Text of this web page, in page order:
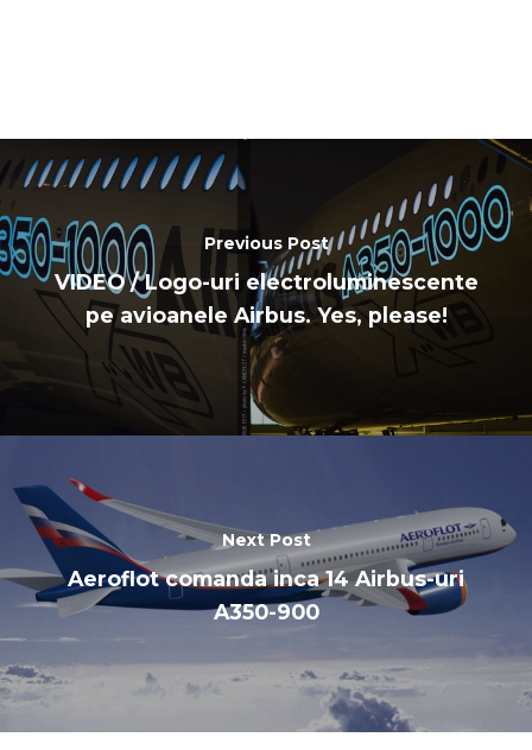
Previous Post
VIDEO / Logo-uri electroluminescente
pe avioanele Airbus. Yes, please!
Next Post
Aeroflot comanda inca 14 Airbus-uri
A350-900